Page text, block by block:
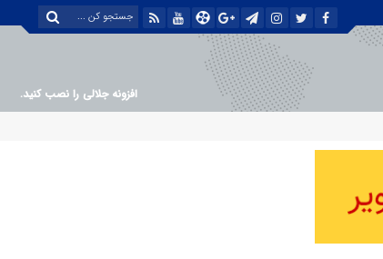
افزونه جلالی را نصب کنید.